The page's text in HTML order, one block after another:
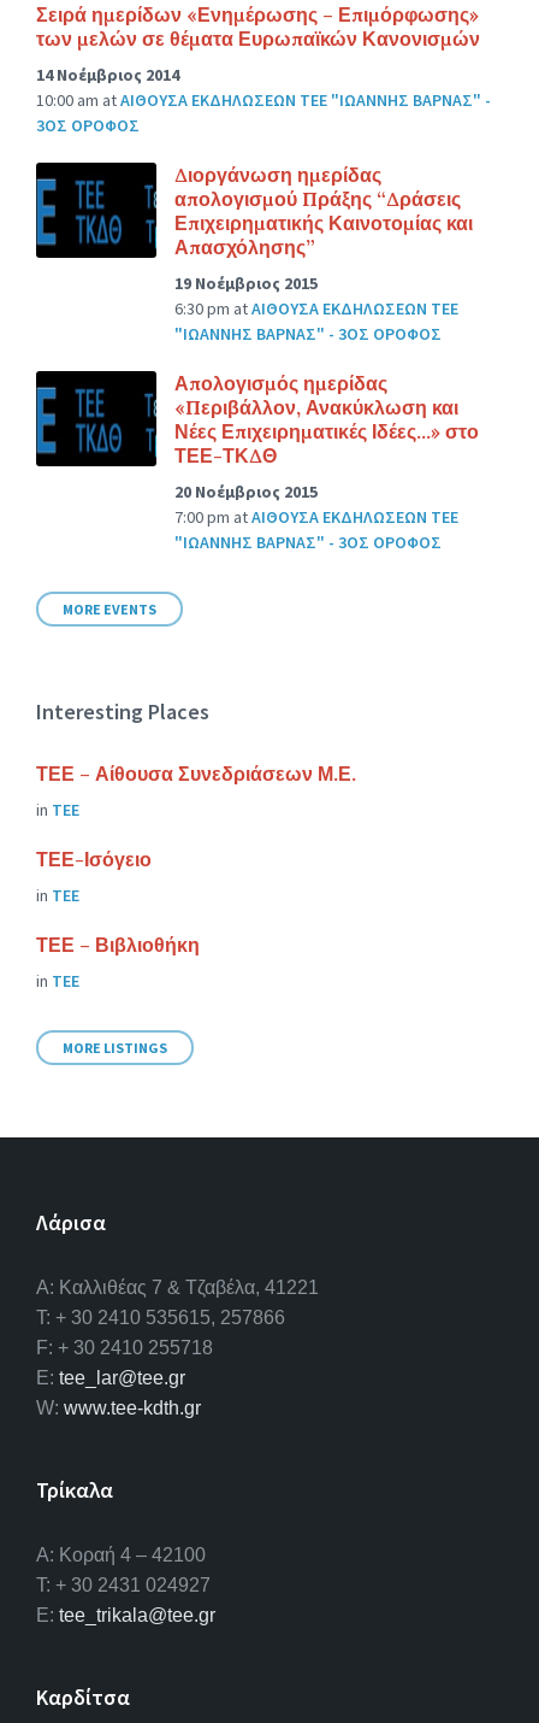
Σειρά ημερίδων «Ενημέρωσης – Επιμόρφωσης»
των μελών σε θέματα Ευρωπαϊκών Κανονισμών
14 Νοέμβριος 2014
10:00 am atΑΙΘΟΥΣΑ ΕΚΔΗΛΩΣΕΩΝ ΤΕΕ "ΙΩΑΝΝΗΣ ΒΑΡΝΑΣ" -
3ΟΣ ΟΡΟΦΟΣ
Διοργάνωση ημερίδας
απολογισμού Πράξης “Δράσεις
Επιχειρηματικής Καινοτομίας και
Απασχόλησης”
19 Νοέμβριος 2015
6:30 pm atΑΙΘΟΥΣΑ ΕΚΔΗΛΩΣΕΩΝ ΤΕΕ
"ΙΩΑΝΝΗΣ ΒΑΡΝΑΣ" - 3ΟΣ ΟΡΟΦΟΣ
Απολογισμός ημερίδας
«Περιβάλλον, Ανακύκλωση και
Νέες Επιχειρηματικές Ιδέες…» στο
ΤΕΕ-ΤΚΔΘ
20 Νοέμβριος 2015
7:00 pm atΑΙΘΟΥΣΑ ΕΚΔΗΛΩΣΕΩΝ ΤΕΕ
"ΙΩΑΝΝΗΣ ΒΑΡΝΑΣ" - 3ΟΣ ΟΡΟΦΟΣ
MORE EVENTS
Interesting Places
ΤΕΕ – Αίθουσα Συνεδριάσεων Μ.Ε.
in ΤΕΕ
ΤΕΕ-Ισόγειο
in ΤΕΕ
ΤΕΕ – Βιβλιοθήκη
in ΤΕΕ
MORE LISTINGS
Λάρισα
A: Καλλιθέας 7 & Τζαβέλα, 41221
T: + 30 2410 535615, 257866
F: + 30 2410 255718
E: tee_lar@tee.gr
W: www.tee-kdth.gr
Τρίκαλα
Α: Κοραή 4 – 42100
T: + 30 2431 024927
E: tee_trikala@tee.gr
Καρδίτσα